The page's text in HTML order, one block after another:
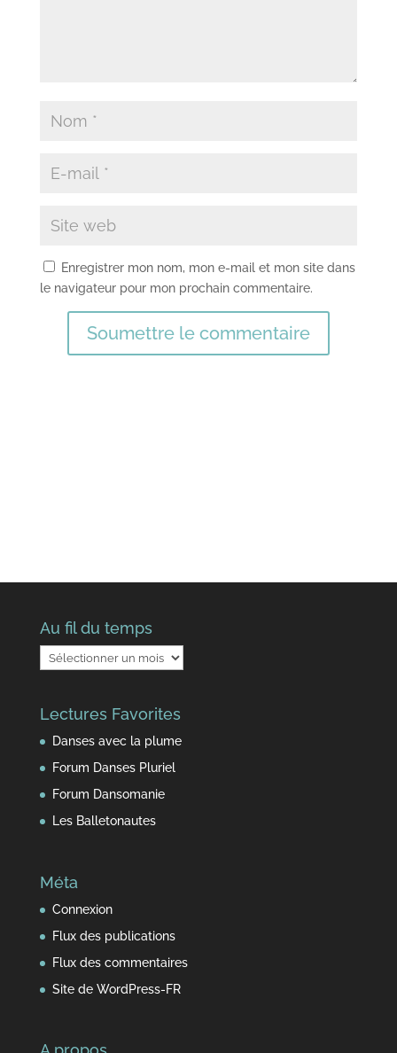
Enregistrer mon nom, mon e-mail et mon site dans
le navigateur pour mon prochain commentaire.
Soumettre le commentaire
Au fil du temps
Au
fil
temps
Lectures Favorites
Danses avec la plume
Forum Danses Pluriel
Forum Dansomanie
Les Balletonautes
Méta
Connexion
Flux des publications
Flux des commentaires
Site de WordPress-FR